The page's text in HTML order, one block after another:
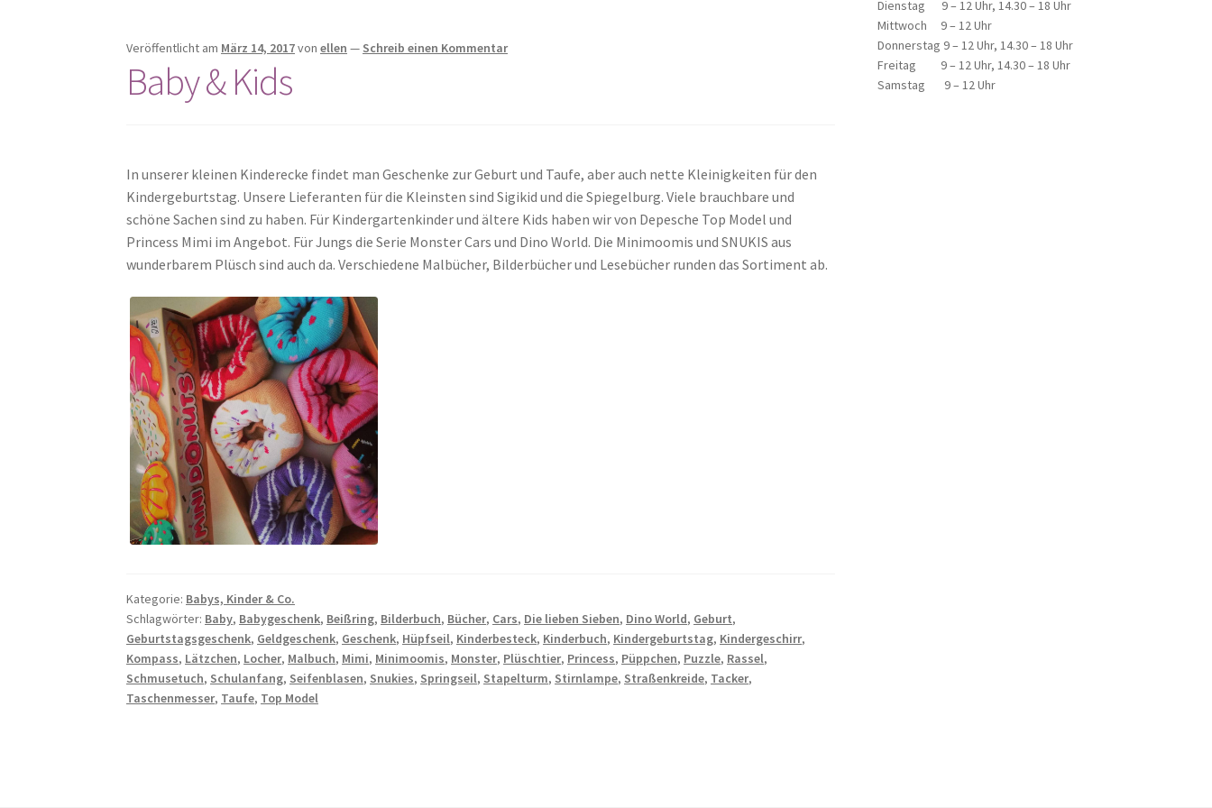
Veröffentlicht am März 14, 2017vonellen — Schreib einen Kommentar
Baby & Kids
In unserer kleinen Kinderecke findet man Geschenke zur Geburt und Taufe, aber auch nette Kleinigkeiten für den
Kindergeburtstag. Unsere Lieferanten für die Kleinsten sind Sigikid und die Spiegelburg. Viele brauchbare und
schöne Sachen sind zu haben. Für Kindergartenkinder und ältere Kids haben wir von Depesche Top Model und
Princess Mimi im Angebot. Für Jungs die Serie Monster Cars und Dino World. Die Minimoomis und SNUKIS aus
wunderbarem Plüsch sind auch da. Verschiedene Malbücher, Bilderbücher und Lesebücher runden das Sortiment ab.
Kategorie: Babys, Kinder & Co.
Schlagwörter: Baby, Babygeschenk, Beißring, Bilderbuch, Bücher, Cars, Die lieben Sieben, Dino World, Geburt,
Geburtstagsgeschenk, Geldgeschenk, Geschenk, Hüpfseil, Kinderbesteck, Kinderbuch, Kindergeburtstag, Kindergeschirr,
Kompass, Lätzchen, Locher, Malbuch, Mimi, Minimoomis, Monster, Plüschtier, Princess, Püppchen, Puzzle, Rassel,
Schmusetuch, Schulanfang, Seifenblasen, Snukies, Springseil, Stapelturm, Stirnlampe, Straßenkreide, Tacker,
Taschenmesser, Taufe, Top Model
Dienstag 9 – 12 Uhr, 14.30 – 18 Uhr
Mittwoch 9 – 12 Uhr
Donnerstag 9 – 12 Uhr, 14.30 – 18 Uhr
Freitag 9 – 12 Uhr, 14.30 – 18 Uhr
Samstag 9 – 12 Uhr